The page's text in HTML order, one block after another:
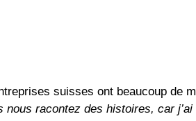
suisses ont beaucoup
nous racontez des histoires, car